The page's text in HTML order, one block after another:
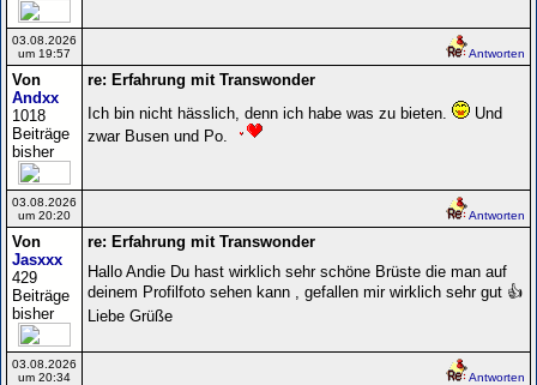
03.08.2026
um 19:57
Antworten
Von
Andxx
1018
Beiträge
bisher
re: Erfahrung mit Transwonder
Ich bin nicht hässlich, denn ich habe was zu bieten.
Und
zwar Busen und Po.
03.08.2026
um 20:20
Antworten
Von
Jasxxx
429
Beiträge
bisher
re: Erfahrung mit Transwonder
Hallo Andie Du hast wirklich sehr schöne Brüste die man auf
deinem Profilfoto sehen kann , gefallen mir wirklich sehr gut 👍
Liebe Grüße
03.08.2026
um 20:34
Antworten